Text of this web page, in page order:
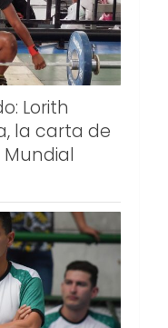
Lorith
la carta de